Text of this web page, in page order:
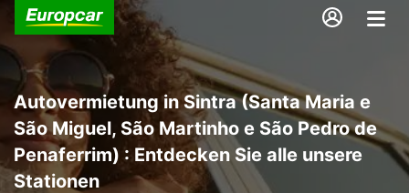
Autovermietung in Sintra (Santa Maria e
São Miguel, São Martinho e São Pedro de
Penaferrim) : Entdecken Sie alle unsere
Stationen